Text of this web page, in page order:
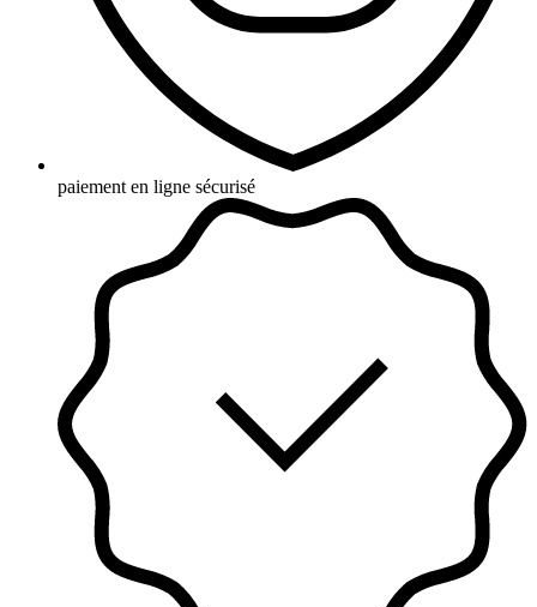
paiement en ligne sécurisé